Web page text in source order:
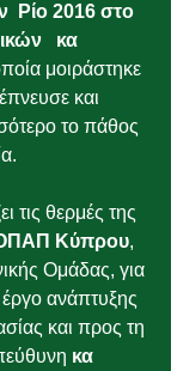
Ρίο 2016 στο
κα
μοιράστηκε
και
το πάθος
τις θερμές της
Κύπρου,
Ομάδας, για
ανάπτυξης
και προς τη
κα